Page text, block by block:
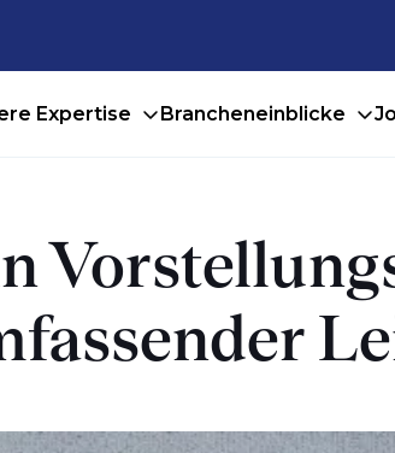
Expertise Brancheneinblicke